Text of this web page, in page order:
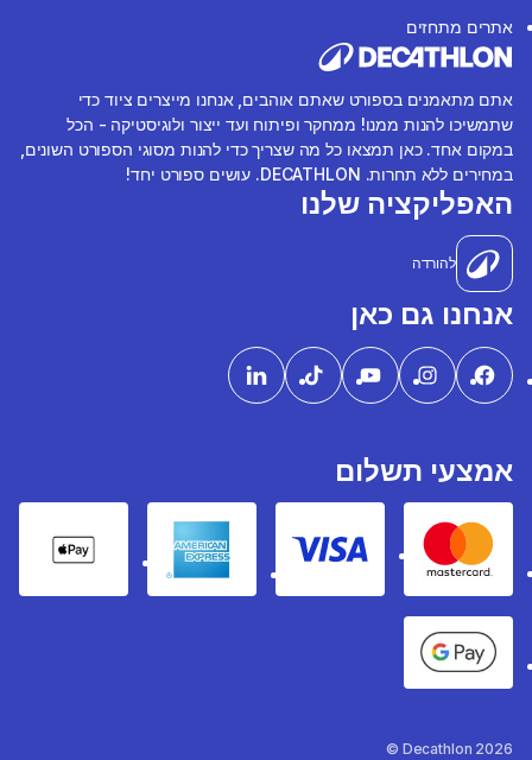
אתרים מתחזים
אתם מתאמנים בספורט שאתם אוהבים, אנחנו מייצרים ציוד כדי
שתמשיכו להנות ממנו! ממחקר ופיתוח ועד ייצור ולוגיסטיקה - הכל
במקום אחד. כאן תמצאו כל מה שצריך כדי להנות מסוגי הספורט השונים,
במחירים ללא תחרות. DECATHLON. עושים ספורט יחד!
האפליקציה שלנו
להורדה
אנחנו גם כאן
אמצעי תשלום
Mastercard
Visa
American express
Pay
Google Pay
Decathlon 2026 ©